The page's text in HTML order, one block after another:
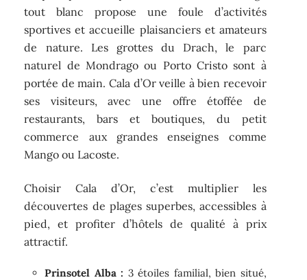
tout blanc propose une foule d’activités
sportives et accueille plaisanciers et amateurs
de nature. Les grottes du Drach, le parc
naturel de Mondrago ou Porto Cristo sont à
portée de main. Cala d’Or veille à bien recevoir
ses visiteurs, avec une offre étoffée de
restaurants, bars et boutiques, du petit
commerce aux grandes enseignes comme
Mango ou Lacoste.
Choisir Cala d’Or, c’est multiplier les
découvertes de plages superbes, accessibles à
pied, et profiter d’hôtels de qualité à prix
attractif.
Prinsotel Alba : 3 étoiles familial, bien situé,